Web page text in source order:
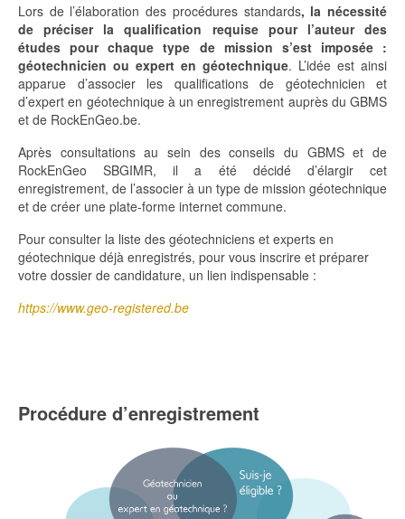
Lors de l’élaboration des procédures standards, la nécessité
de préciser la qualification requise pour l’auteur des
études pour chaque type de mission s’est imposée :
géotechnicien ou expert en géotechnique. L’idée est ainsi
apparue d’associer les qualifications de géotechnicien et
d’expert en géotechnique à un enregistrement auprès du GBMS
et de RockEnGeo.be.
Après consultations au sein des conseils du GBMS et de
RockEnGeo SBGIMR, il a été décidé d’élargir cet
enregistrement, de l’associer à un type de mission géotechnique
et de créer une plate-forme internet commune.
Pour consulter la liste des géotechniciens et experts en
géotechnique déjà enregistrés, pour vous inscrire et préparer
votre dossier de candidature, un lien indispensable :
https://www.geo-registered.be
Procédure d’enregistrement